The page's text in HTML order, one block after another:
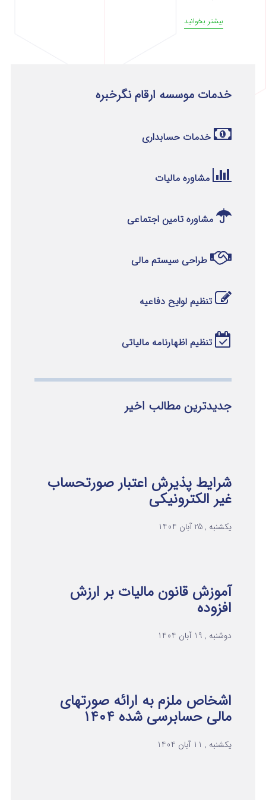
بیشتر بخوانید
خدمات موسسه ارقام نگرخبره
خدمات حسابداری
مشاوره مالیات
مشاوره تامین اجتماعی
طراحی سیستم مالی
تنظیم لوایح دفاعیه
تنظیم اظهارنامه مالیاتی
جدیدترین مطالب اخیر
شرایط پذیرش اعتبار صورتحساب
غیر الکترونیکی
یکشنبه , 25 آبان 1404
آموزش قانون مالیات بر ارزش
افزوده
دوشنبه , 19 آبان 1404
اشخاص ملزم به ارائه صورتهای
مالی حسابرسی شده ۱۴۰۴
یکشنبه , 11 آبان 1404